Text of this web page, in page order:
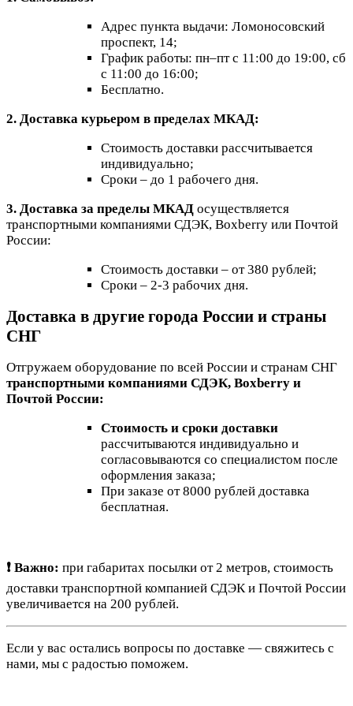
Адрес пункта выдачи: Ломоносовский
проспект, 14;
График работы: пн–пт с 11:00 до 19:00, сб
с 11:00 до 16:00;
Бесплатно.
2. Доставка курьером в пределах МКАД:
Стоимость доставки рассчитывается
индивидуально;
Сроки – до 1 рабочего дня.
3. Доставка за пределы МКАД осуществляется
транспортными компаниями СДЭК, Boxberry или Почтой
России:
Стоимость доставки – от 380 рублей;
Сроки – 2-3 рабочих дня.
Доставка в другие города России и страны
СНГ
Отгружаем оборудование по всей России и странам СНГ
транспортными компаниями СДЭК, Boxberry и
Почтой России:
Стоимость и сроки доставки
рассчитываются индивидуально и
согласовываются со специалистом после
оформления заказа;
При заказе от 8000 рублей доставка
бесплатная.
❗ Важно: при габаритах посылки от 2 метров, стоимость
доставки транспортной компанией СДЭК и Почтой России
увеличивается на 200 рублей.
Если у вас остались вопросы по доставке — свяжитесь с
нами, мы с радостью поможем.